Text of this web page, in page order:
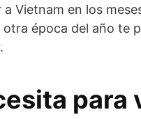
Vietnam en los
época del año te
para